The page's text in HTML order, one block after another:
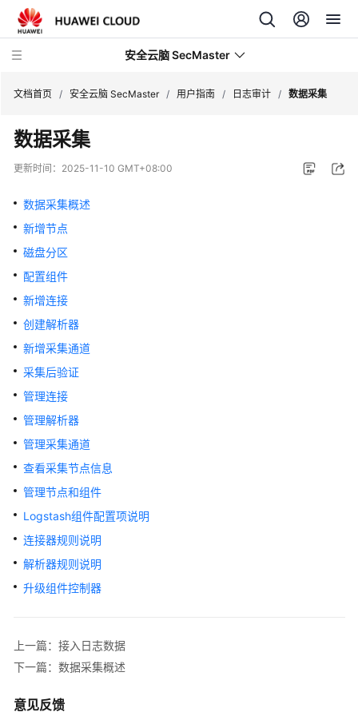
安全云脑 SecMaster
最
新
态
技
术
画
册
产
品
介
绍
计
费
说
明
快
速
入
用
南
买
文档首页 / 安全云脑 SecMaster / 用户指南 / 日志审计 / 数据采集
数据采集
更新时间： 2025-11-10 GMT+08:00
数据采集概述
新增节点
磁盘分区
配置组件
新增连接
创建解析器
新增采集通道
采集后验证
管理连接
管理解析器
管理采集通道
查看采集节点信息
管理节点和组件
Logstash组件配置项说明
连接器规则说明
解析器规则说明
升级组件控制器
上一篇：接入日志数据
下一篇：数据采集概述
意见反馈